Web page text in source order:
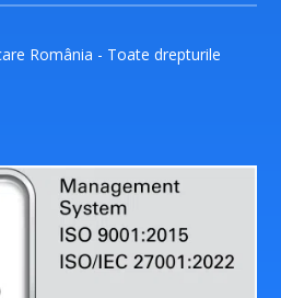
România - Toate drepturile